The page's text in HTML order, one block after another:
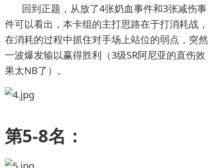
回到正题，从放了4张奶血事件和3张减伤事
件可以看出，本卡组的主打思路在于打消耗战，
在消耗的过程中抓住对手场上站位的弱点，突然
一波爆发输以赢得胜利（3级SR阿尼亚的直伤效
果太NB了）。
第5-8名：